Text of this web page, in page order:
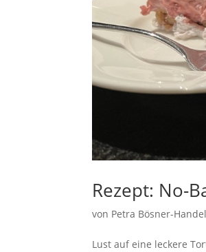
Rezept: No-
von Petra Bösner-
Lust auf eine leckere